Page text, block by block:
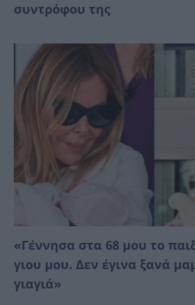
συντρόφου της
«Γέννησα στα 68 μου το
γιου μου. Δεν έγινα ξανά
γιαγιά»